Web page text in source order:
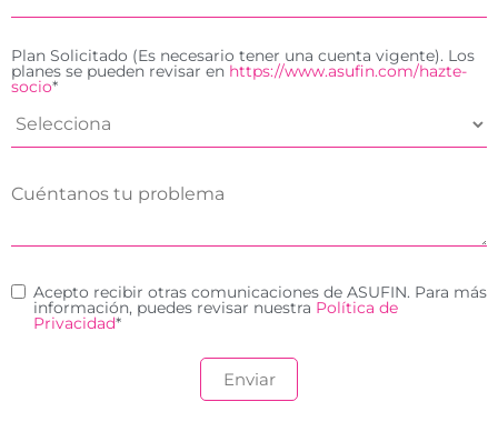
Plan Solicitado (Es necesario tener una cuenta vigente). Los
planes se pueden revisar en https://www.asufin.com/hazte-
socio*
Acepto recibir otras comunicaciones de ASUFIN. Para más
información, puedes revisar nuestra Política de
Privacidad*